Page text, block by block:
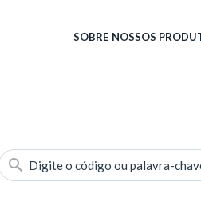
SOBRE NOSSOS
Digite o código ou palavra-